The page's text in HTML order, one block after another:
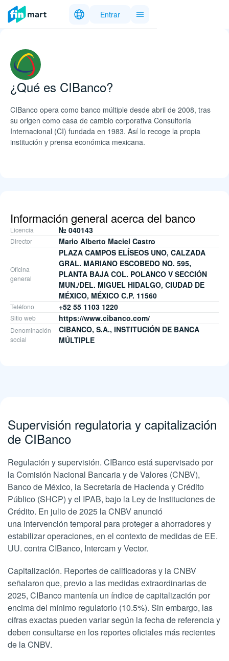
Entrar
¿Qué es CIBanco?
CIBanco opera como banco múltiple desde abril de 2008, tras
su origen como casa de cambio corporativa Consultoría
Internacional (CI) fundada en 1983. Así lo recoge la propia
institución y prensa económica mexicana.
Información general acerca del banco
Licencia № 040143
Director Mario Alberto Maciel Castro
Oficina
general
PLAZA CAMPOS ELÍSEOS UNO, CALZADA
GRAL. MARIANO ESCOBEDO NO. 595,
PLANTA BAJA COL. POLANCO V SECCIÓN
MUN./DEL. MIGUEL HIDALGO, CIUDAD DE
MÉXICO, MÉXICO C.P. 11560
Teléfono +52 55 1103 1220
Sitio web https://www.cibanco.com/
Denominación
social
CIBANCO, S.A., INSTITUCIÓN DE BANCA
MÚLTIPLE
Supervisión regulatoria y capitalización
de CIBanco
Regulación y supervisión. CIBanco está supervisado por
la Comisión Nacional Bancaria y de Valores (CNBV),
Banco de México, la Secretaría de Hacienda y Crédito
Público (SHCP) y el IPAB, bajo la Ley de Instituciones de
Crédito. En julio de 2025 la CNBV anunció
una intervención temporal para proteger a ahorradores y
estabilizar operaciones, en el contexto de medidas de EE.
UU. contra CIBanco, Intercam y Vector.
Capitalización. Reportes de calificadoras y la CNBV
señalaron que, previo a las medidas extraordinarias de
2025, CIBanco mantenía un índice de capitalización por
encima del mínimo regulatorio (10.5%). Sin embargo, las
cifras exactas pueden variar según la fecha de referencia y
deben consultarse en los reportes oficiales más recientes
de la CNBV.